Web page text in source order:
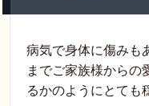
病気で身体に傷みも
までご家族様からの
るかのようにとても